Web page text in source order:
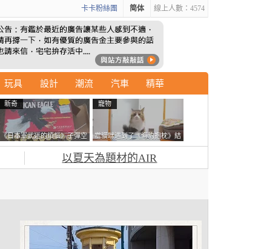
線上人數：4574
简体
卡卡粉絲團
玩具 設計 潮流 汽車 精華
新奇
《日本軍武迷的煩惱》子彈空
盒在日本超級貴 美國網友直
寵物
當貓咪遇到了《海豹抱枕》結
果玩了10天後，海豹一整個走
鐘笑翻網友
以夏天為題材的AIR